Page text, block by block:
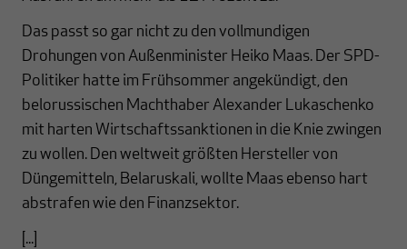
Das passt so gar nicht zu den vollmundigen
Drohungen von Außenminister Heiko Maas. Der SPD-
Politiker hatte im Frühsommer angekündigt, den
belorussischen Machthaber Alexander Lukaschenko
mit harten Wirtschaftssanktionen in die Knie zwingen
zu wollen. Den weltweit größten Hersteller von
Düngemitteln, Belaruskali, wollte Maas ebenso hart
abstrafen wie den Finanzsektor.
[...]